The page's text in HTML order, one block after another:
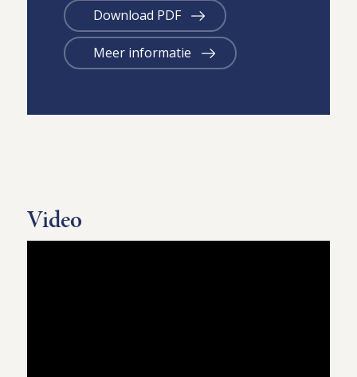
Download PDF
Meer informatie
Video